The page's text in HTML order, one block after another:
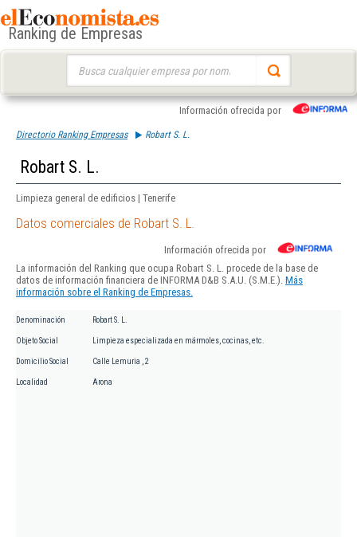
Ranking de Empresas
Información ofrecida por
Directorio Ranking Empresas Robart S. L.
Robart S. L.
Limpieza general de edificios | Tenerife
Datos comerciales de Robart S. L.
Información ofrecida por
La información del Ranking que ocupa Robart S. L. procede de la base de
datos de información financiera de INFORMA D&B S.A.U. (S.M.E.). Más
información sobre el Ranking de Empresas.
Denominación Robart S. L.
Objeto Social Limpieza especializada en mármoles, cocinas, etc.
Domicilio Social Calle Lemuria , 2
Localidad Arona